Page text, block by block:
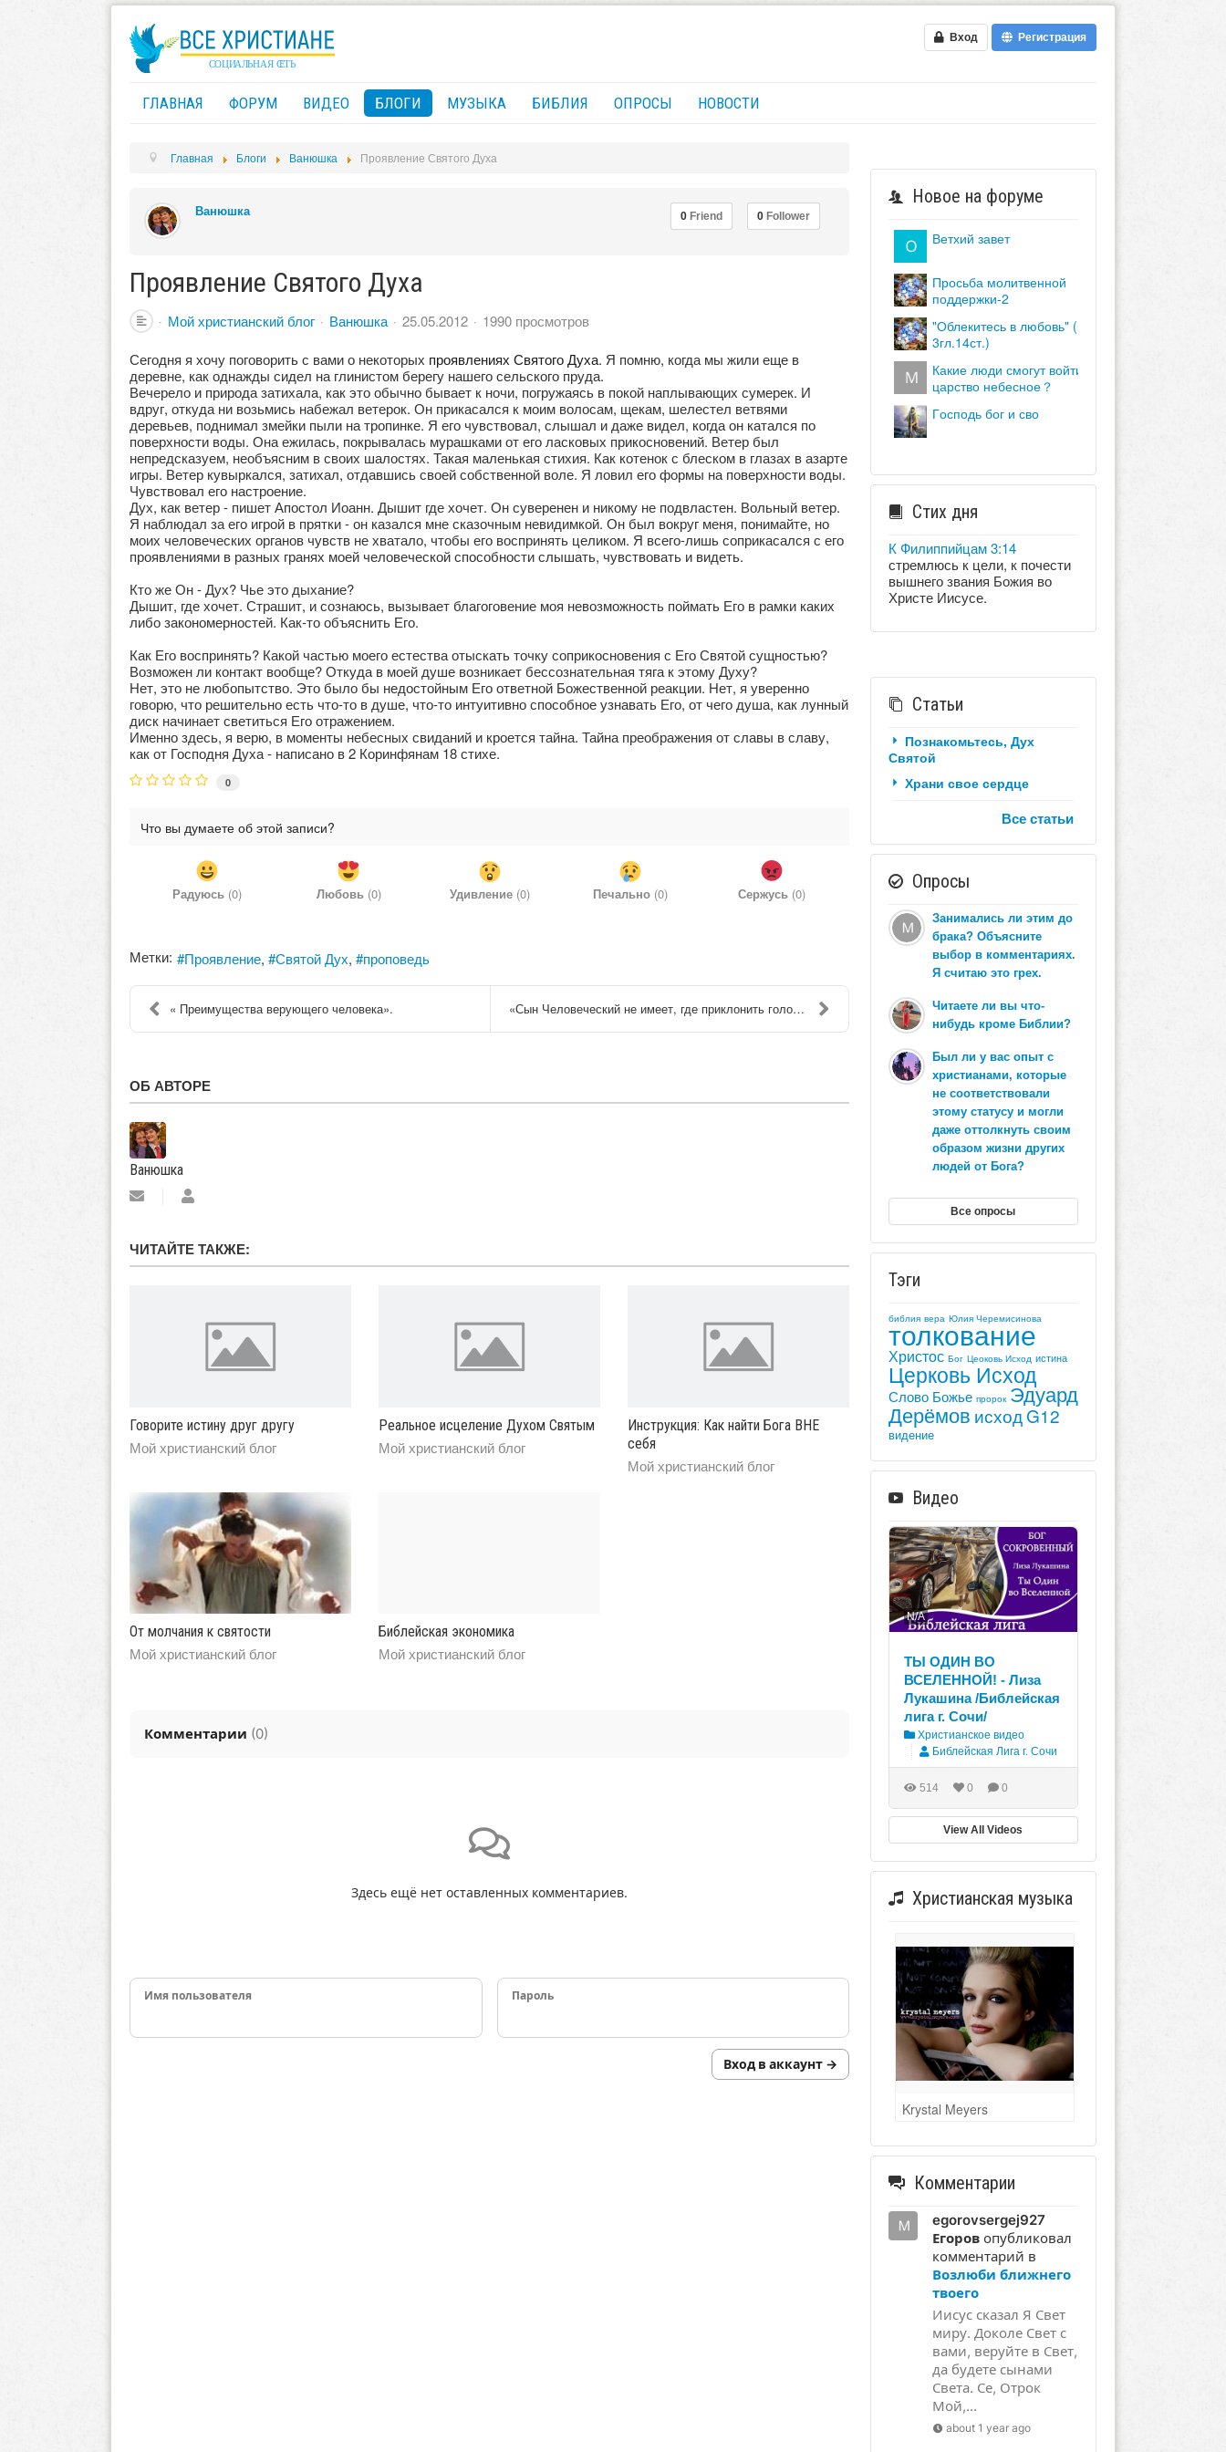
Вход Регистрация
ГЛАВНАЯ ФОРУМ ВИДЕО БЛОГИ МУЗЫКА БИБЛИЯ ОПРОСЫ НОВОСТИ
Главная Блоги Ванюшка Проявление Святого Духа
Ванюшка 0 Friend 0 Follower
Проявление Святого Духа
Мой христианский блог Ванюшка 25.05.2012
1990 просмотров
Сегодня я хочу поговорить с вами о некоторых проявлениях Святого Духа. Я помню, когда мы жили еще в
деревне, как однажды сидел на глинистом берегу нашего сельского пруда.
Вечерело и природа затихала, как это обычно бывает к ночи, погружаясь в покой наплывающих сумерек. И
вдруг, откуда ни возьмись набежал ветерок. Он прикасался к моим волосам, щекам, шелестел ветвями
деревьев, поднимал змейки пыли на тропинке. Я его чувствовал, слышал и даже видел, когда он катался по
поверхности воды. Она ежилась, покрывалась мурашками от его ласковых прикосновений. Ветер был
непредсказуем, необъясним в своих шалостях. Такая маленькая стихия. Как котенок с блеском в глазах в азарте
игры. Ветер кувыркался, затихал, отдавшись своей собственной воле. Я ловил его формы на поверхности воды.
Чувствовал его настроение.
Дух, как ветер - пишет Апостол Иоанн. Дышит где хочет. Он суверенен и никому не подвластен. Вольный ветер.
Я наблюдал за его игрой в прятки - он казался мне сказочным невидимкой. Он был вокруг меня, понимайте, но
моих человеческих органов чувств не хватало, чтобы его воспринять целиком. Я всего-лишь соприкасался с его
проявлениями в разных гранях моей человеческой способности слышать, чувствовать и видеть.
Кто же Он - Дух? Чье это дыхание?
Дышит, где хочет. Страшит, и сознаюсь, вызывает благоговение моя невозможность поймать Его в рамки каких
либо закономерностей. Как-то объяснить Его.
Как Его воспринять? Какой частью моего естества отыскать точку соприкосновения с Его Святой сущностью?
Возможен ли контакт вообще? Откуда в моей душе возникает бессознательная тяга к этому Духу?
Нет, это не любопытство. Это было бы недостойным Его ответной Божественной реакции. Нет, я уверенно
говорю, что решительно есть что-то в душе, что-то интуитивно способное узнавать Его, от чего душа, как лунный
диск начинает светиться Его отражением.
Именно здесь, я верю, в моменты небесных свиданий и кроется тайна. Тайна преображения от славы в славу,
как от Господня Духа - написано в 2 Коринфянам 18 стихе.
0
Что вы думаете об этой записи?
Радуюсь (0) Любовь(0) Удивление(0) Печально (0) Сержусь (0)
Метки: Проявление Святой Дух проповедь
« Преимущества верующего человека». «Сын Человеческий не имеет, где приклонить голову»...
ОБ АВТОРЕ
Ванюшка
Подписаться
автора
Ванюшка
ЧИТАЙТЕ ТАКЖЕ:
Говорите истину друг другу
Мой христианский блог
Реальное исцеление Духом Святым
Мой христианский блог
Инструкция: Как найти Бога ВНЕ
себя
Мой христианский блог
От молчания к святости
Мой христианский блог
Библейская экономика
Мой христианский блог
Комментарии (0)
Здесь ещё нет оставленных комментариев.
Имя пользователя Пароль
Вход в аккаунт →
Новое на форуме
ветхий завет
просьба молитвенной
поддержки-2
"облекитесь в любовь" (кол.
3гл.14ст.)
какие люди смогут войти в
царство небесное？
господь бог и сво
Стих дня
К Филиппийцам 3:14
стремлюсь к цели, к почести
вышнего звания Божия во
Христе Иисусе.
Статьи
Познакомьтесь, Дух
Святой
Храни свое сердце
Все статьи
Опросы
Занимались ли этим до
брака? Объясните
выбор в комментариях.
Я считаю это грех.
Читаете ли вы что-
нибудь кроме Библии?
Был ли у вас опыт с
христианами, которые
не соответствовали
этому статусу и могли
даже оттолкнуть своим
образом жизни других
людей от Бога?
Все опросы
Тэги
библия вера Юлия Черемисинова
толкование
Христос Бог Цеоковь Исход истина
Церковь Исход
Слово Божье пророк Эдуард
Дерёмов исходG12
видение
Видео
N/A
ТЫ ОДИН ВО
ВСЕЛЕННОЙ! - Лиза
Лукашина /Библейская
лига г. Сочи/
Христианское видео
Библейская Лига г. Сочи
514 0 0
View All Videos
Христианская музыка
Krystal Meyers
Комментарии
egorovsergej927
Егоровопубликовал
комментарий в
Возлюби ближнего
твоего
Иисус сказал Я Свет
миру. Доколе Свет с
вами, веруйте в Свет,
да будете сынами
Света. Се, Отрок
Мой,...
about 1 year ago